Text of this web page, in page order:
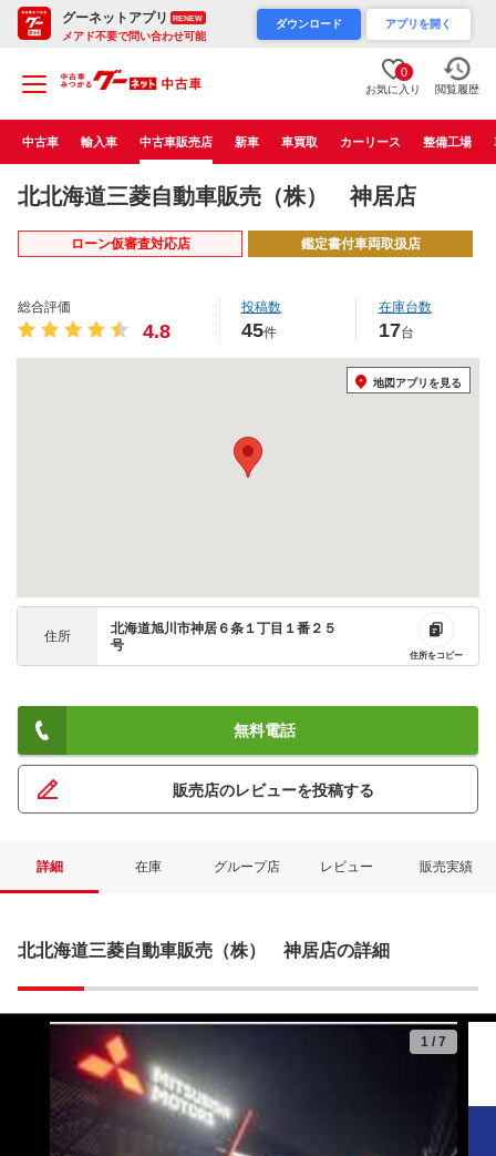
グーネットアプリ RENEW
メアド不要で問い合わせ可能
ダウンロード アプリを開く
0
お気に入り 閲覧履歴
中古車 輸入車 中古車販売店 新車 車買取 カーリース 整備工場
北北海道三菱自動車販売（株） 神居店
ローン仮審査対応店 鑑定書付車両取扱店
総合評価
4.8
投稿数
45件
在庫台数
17台
地図アプリを見る
住所
北海道旭川市神居６条１丁目１番２５
号
住所をコピー
無料電話
販売店のレビューを投稿する
詳細 在庫 グループ店 レビュー 販売実績
北北海道三菱自動車販売（株） 神居店の詳細
1 / 7